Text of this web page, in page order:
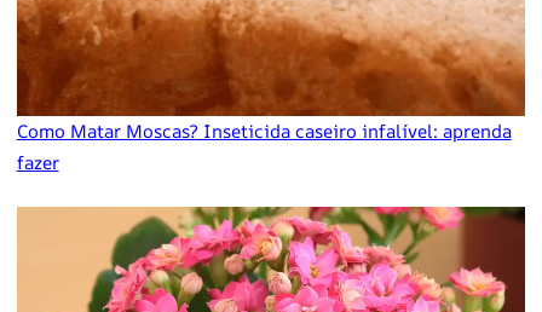
Como Matar Moscas? Inseticida caseiro infalível: aprenda
fazer